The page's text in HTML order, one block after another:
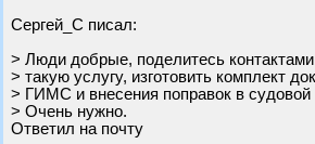
Сергей_С писал:
> Люди добрые, поделитесь
> такую услугу, изготовить комплект
> ГИМС и внесения поправок в судовой
> Очень нужно.
Ответил на почту